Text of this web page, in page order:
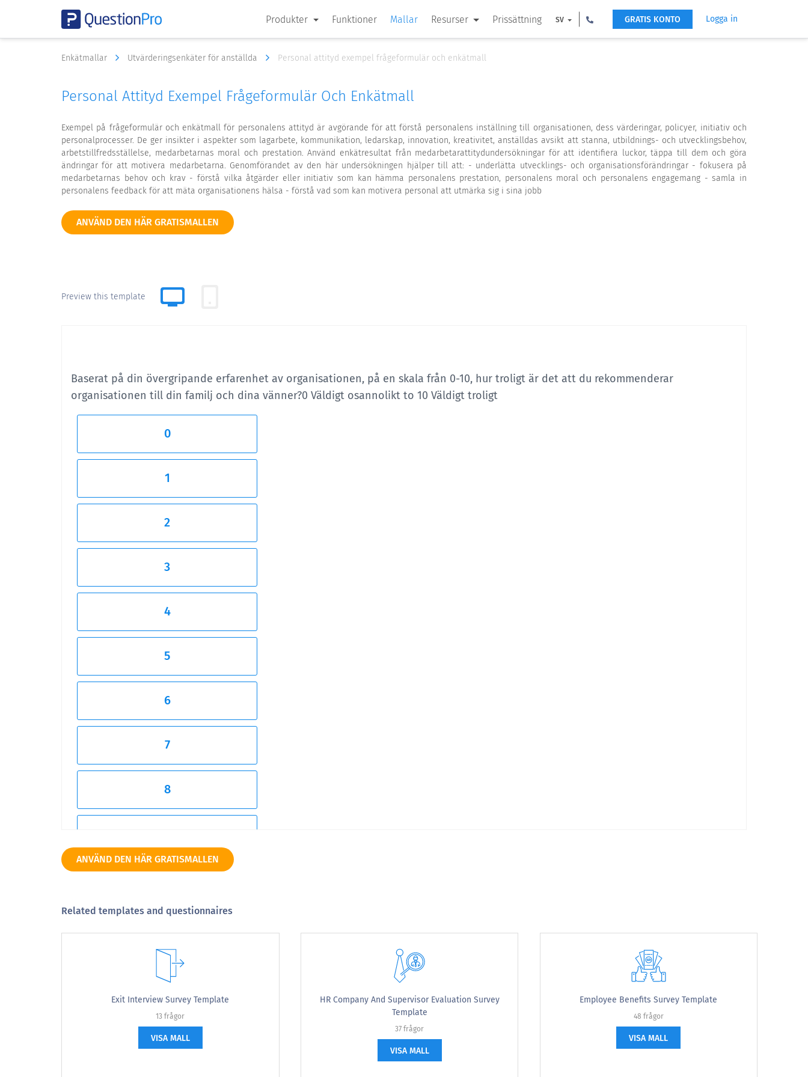
Produkter Funktioner Mallar Resurser Prissättning SV GRATIS KONTO Logga in
Enkätmallar Utvärderingsenkäter för anställda Personal attityd exempel frågeformulär och enkätmall
Personal Attityd Exempel Frågeformulär Och Enkätmall
Exempel på frågeformulär och enkätmall för personalens attityd är avgörande för att förstå personalens inställning till organisationen, dess värderingar, policyer, initiativ och
personalprocesser. De ger insikter i aspekter som lagarbete, kommunikation, ledarskap, innovation, kreativitet, anställdas avsikt att stanna, utbildnings- och utvecklingsbehov,
arbetstillfredsställelse, medarbetarnas moral och prestation. Använd enkätresultat från medarbetarattitydundersökningar för att identifiera luckor, täppa till dem och göra
ändringar för att motivera medarbetarna. Genomförandet av den här undersökningen hjälper till att: - underlätta utvecklings- och organisationsförändringar - fokusera på
medarbetarnas behov och krav - förstå vilka åtgärder eller initiativ som kan hämma personalens prestation, personalens moral och personalens engagemang - samla in
personalens feedback för att mäta organisationens hälsa - förstå vad som kan motivera personal att utmärka sig i sina jobb
ANVÄND DEN HÄR GRATISMALLEN
Preview this template
Baserat på din övergripande erfarenhet av organisationen, på en skala från 0-10, hur troligt är det att du rekommenderar
organisationen till din familj och dina vänner?0 Väldigt osannolikt to 10 Väldigt troligt
0
1
2
3
4
5
6
7
8
Väldigt osannolikt
Vänligen meddela oss din nivå av samtycke för nedanstående frågor
Aldrig Ibland Ungefär halva tiden För det mesta Alltid
Sedan du har varit anställd i organisationen, hur
ofta har du fått utbildning?
Hur ofta känner du att ditt arbete är uppskattat?
ANVÄND DEN HÄR GRATISMALLEN
Related templates and questionnaires
Exit Interview Survey Template
13 frågor
VISA MALL
HR Company And Supervisor Evaluation Survey
Template
37 frågor
VISA MALL
Employee Benefits Survey Template
48 frågor
VISA MALL